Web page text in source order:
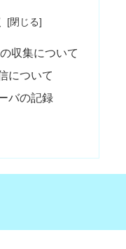
収集について
について
バの記録